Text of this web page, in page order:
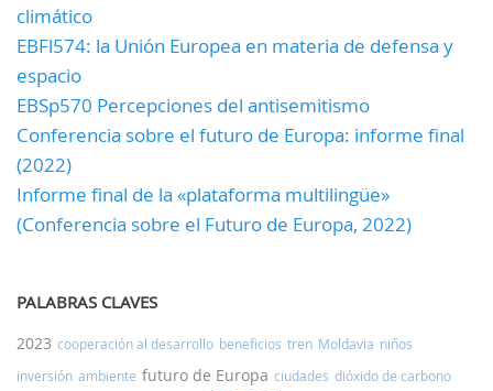
climático
EBFl574: la Unión Europea en materia de defensa y
espacio
EBSp570 Percepciones del antisemitismo
Conferencia sobre el futuro de Europa: informe final
(2022)
Informe final de la «plataforma multilingüe»
(Conferencia sobre el Futuro de Europa, 2022)
PALABRAS CLAVES
2023 cooperación al desarrollo beneficios tren Moldavia niños
inversión ambiente futuro de Europa ciudades dióxido de carbono